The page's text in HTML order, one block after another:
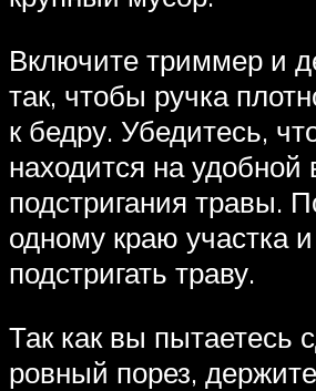
Включите триммер и
так, чтобы ручка
к бедру. Убедитесь,
находится на удобной
подстригания травы.
одному краю участка
подстригать траву.
Так как вы пытаетесь
ровный порез,